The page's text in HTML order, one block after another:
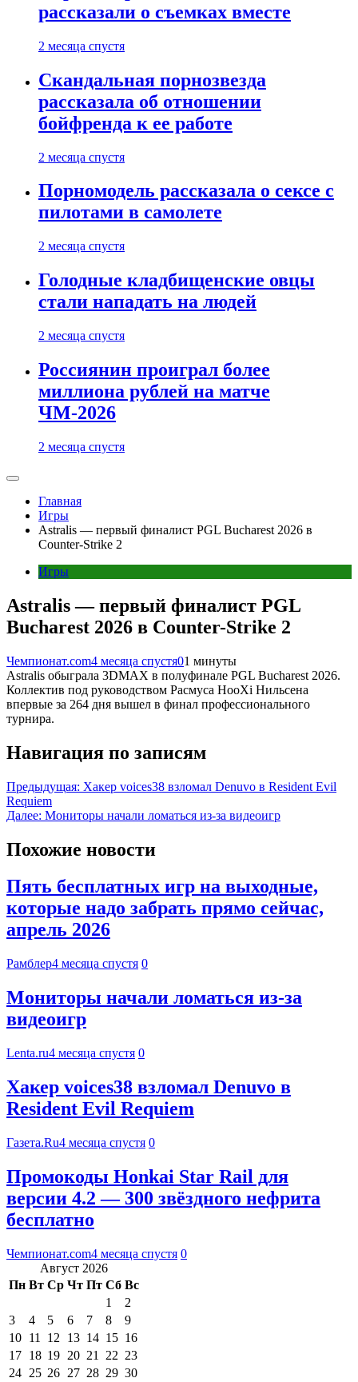
рассказали о съемках вместе
2 месяца спустя
Скандальная порнозвезда
рассказала об отношении
бойфренда к ее работе
2 месяца спустя
Порномодель рассказала о сексе с
пилотами в самолете
2 месяца спустя
Голодные кладбищенские овцы
стали нападать на людей
2 месяца спустя
Россиянин проиграл более
миллиона рублей на матче
ЧМ-2026
2 месяца спустя
Главная
Игры
Astralis — первый финалист PGL Bucharest 2026 в
Counter-Strike 2
Игры
Astralis — первый финалист PGL
Bucharest 2026 в Counter-Strike 2
Чемпионат.com4 месяца спустя01 минуты
Astralis обыграла 3DMAX в полуфинале PGL Bucharest 2026.
Коллектив под руководством Расмуса HooXi Нильсена
впервые за 264 дня вышел в финал профессионального
турнира.
Навигация по записям
Предыдущая: Хакер voices38 взломал Denuvo в Resident Evil
Requiem
Далее: Мониторы начали ломаться из-за видеоигр
Похожие новости
Пять бесплатных игр на выходные,
которые надо забрать прямо сейчас,
апрель 2026
Рамблер4 месяца спустя 0
Мониторы начали ломаться из-за
видеоигр
Lenta.ru4 месяца спустя 0
Хакер voices38 взломал Denuvo в
Resident Evil Requiem
Газета.Ru4 месяца спустя 0
Промокоды Honkai Star Rail для
версии 4.2 — 300 звёздного нефрита
бесплатно
Чемпионат.com4 месяца спустя 0
Август 2026
Пн Вт Ср Чт Пт Сб Вс
1
2
3
4 5 6 7 8
9
10 11 12 13 14 15 16
17 18 19 20 21 22 23
24 25 26 27 28 29 30